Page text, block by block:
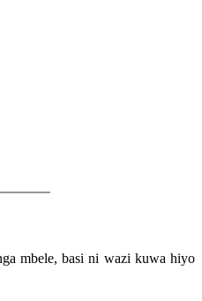
mbele, basi ni wazi kuwa hiyo